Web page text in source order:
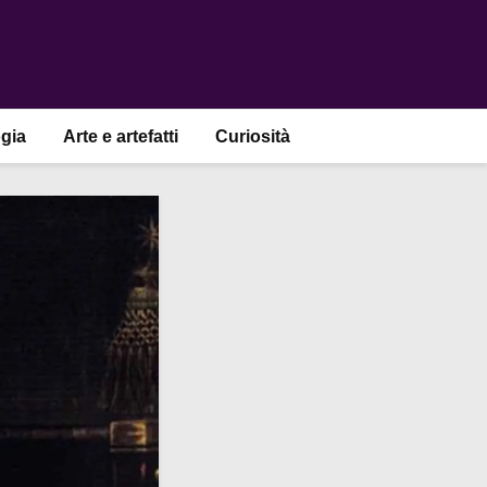
Arte e artefatti Curiosità